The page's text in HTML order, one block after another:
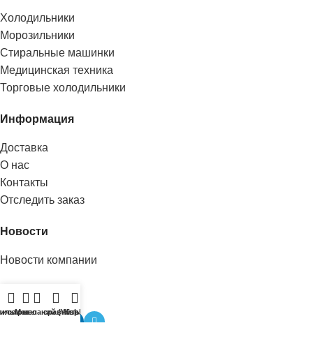
Холодильники
Морозильники
Стиральные машинки
Медицинская техника
Торговые холодильники
Информация
Доставка
О нас
Контакты
Отследить заказ
Новости
Новости компании
Поделится:
Меню
желаний (Wishlist)
сравнитьКорзина